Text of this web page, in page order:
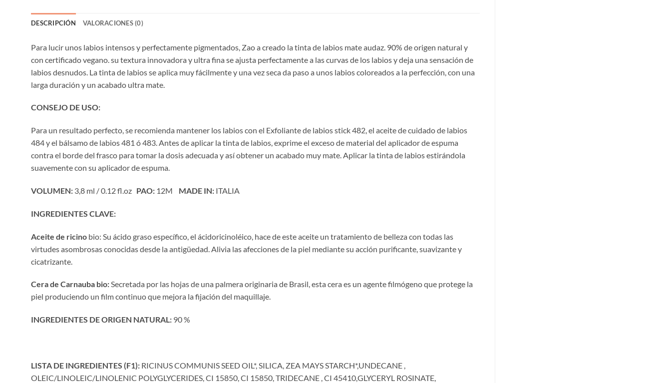
DESCRIPCIÓN VALORACIONES (0)
Para lucir unos labios intensos y perfectamente pigmentados, Zao a creado la tinta de labios mate audaz. 90% de origen natural y
con certificado vegano. su textura innovadora y ultra fina se ajusta perfectamente a las curvas de los labios y deja una sensación de
labios desnudos. La tinta de labios se aplica muy fácilmente y una vez seca da paso a unos labios coloreados a la perfección, con una
larga duración y un acabado ultra mate.
CONSEJO DE USO:
Para un resultado perfecto, se recomienda mantener los labios con el Exfoliante de labios stick 482, el aceite de cuidado de labios
484 y el bálsamo de labios 481 ó 483. Antes de aplicar la tinta de labios, exprime el exceso de material del aplicador de espuma
contra el borde del frasco para tomar la dosis adecuada y así obtener un acabado muy mate. Aplicar la tinta de labios estirándola
suavemente con su aplicador de espuma.
VOLUMEN: 3,8 ml / 0.12 fl.oz PAO: 12M MADE IN: ITALIA
INGREDIENTES CLAVE:
Aceite de ricino bio: Su ácido graso específico, el ácidoricinoléico, hace de este aceite un tratamiento de belleza con todas las
virtudes asombrosas conocidas desde la antigüedad. Alivia las afecciones de la piel mediante su acción purificante, suavizante y
cicatrizante.
Cera de Carnauba bio:Secretada por las hojas de una palmera originaria de Brasil, esta cera es un agente filmógeno que protege la
piel produciendo un film continuo que mejora la fijación del maquillaje.
INGREDIENTES DE ORIGEN NATURAL: 90 %
LISTA DE INGREDIENTES (F1): RICINUS COMMUNIS SEED OIL*, SILICA, ZEA MAYS STARCH*,UNDECANE ,
OLEIC/LINOLEIC/LINOLENIC POLYGLYCERIDES, CI 15850, CI 15850, TRIDECANE , CI 45410,GLYCERYL ROSINATE,